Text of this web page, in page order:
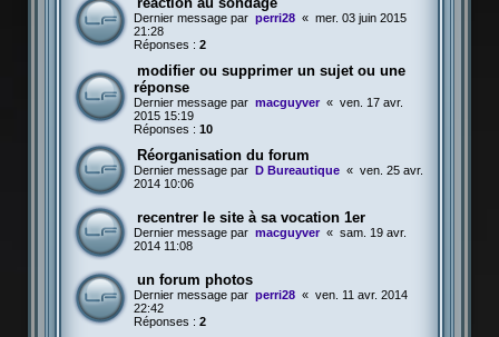
Dernier message par perri28 « mer. 03 juin 2015
21:28
Réponses : 2
modifier ou supprimer un sujet ou une
réponse
Dernier message par macguyver « ven. 17 avr.
2015 15:19
Réponses : 10
Réorganisation du forum
Dernier message par D Bureautique « ven. 25 avr.
2014 10:06
recentrer le site à sa vocation 1er
Dernier message par macguyver « sam. 19 avr.
2014 11:08
un forum photos
Dernier message par perri28 « ven. 11 avr. 2014
22:42
Réponses : 2